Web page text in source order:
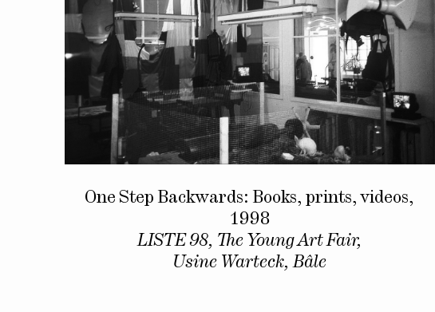
One Step Backwards: Books, prints, videos,
1998
LISTE 98, The Young Art Fair,
Usine Warteck, Bâle